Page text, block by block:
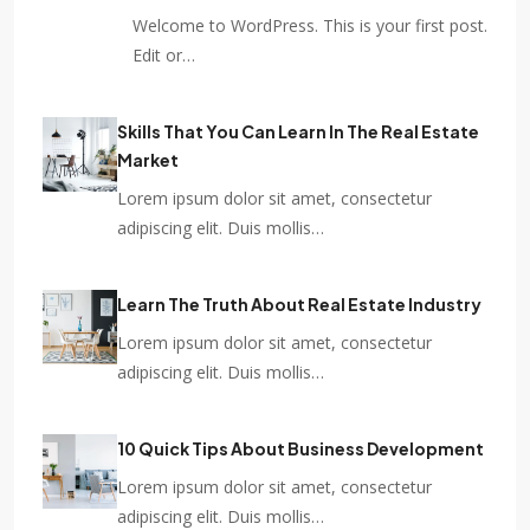
Welcome to WordPress. This is your first post.
Edit or…
Skills That You Can Learn In The Real Estate
Market
Lorem ipsum dolor sit amet, consectetur
adipiscing elit. Duis mollis…
Learn The Truth About Real Estate Industry
Lorem ipsum dolor sit amet, consectetur
adipiscing elit. Duis mollis…
10 Quick Tips About Business Development
Lorem ipsum dolor sit amet, consectetur
adipiscing elit. Duis mollis…